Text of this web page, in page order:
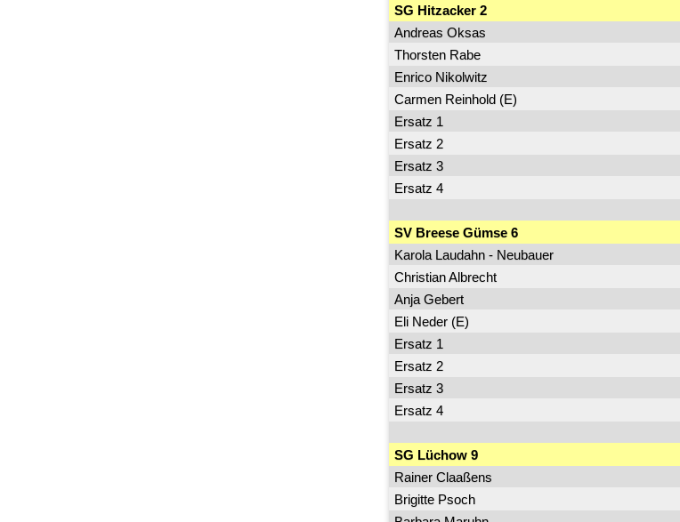
SG Hitzacker 2
Andreas Oksas
Thorsten Rabe
Enrico Nikolwitz
Carmen Reinhold (E)
Ersatz 1
Ersatz 2
Ersatz 3
Ersatz 4
SV Breese Gümse 6
Karola Laudahn - Neubauer
Christian Albrecht
Anja Gebert
Eli Neder (E)
Ersatz 1
Ersatz 2
Ersatz 3
Ersatz 4
SG Lüchow 9
Rainer Claaßens
Brigitte Psoch